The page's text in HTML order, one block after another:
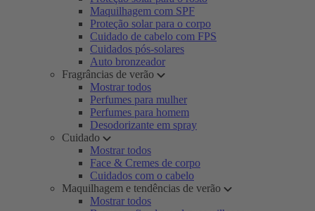
Maquilhagem com SPF
Proteção solar para o corpo
Cuidado de cabelo com FPS
Cuidados pós-solares
Auto bronzeador
Fragrâncias de verão
Mostrar todos
Perfumes para mulher
Perfumes para homem
Desodorizante em spray
Cuidado
Mostrar todos
Face & Cremes de corpo
Cuidados com o cabelo
Maquilhagem e tendências de verão
Mostrar todos